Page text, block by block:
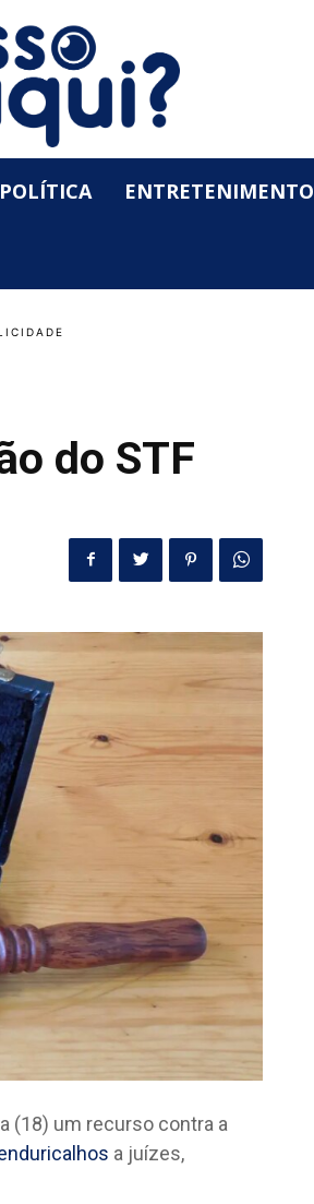
POLÍTICA ENTRETENIMENTO
do STF
(18) um recurso contra a
a juízes,